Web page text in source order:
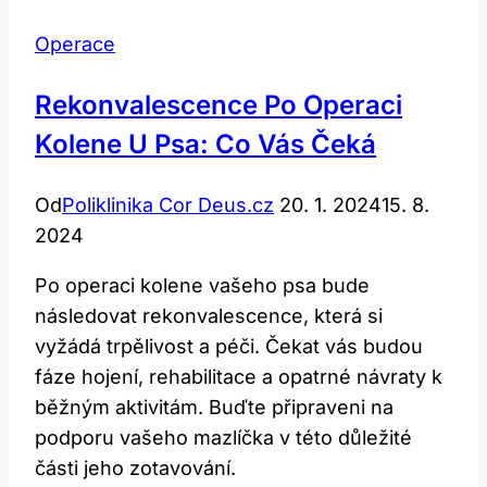
Operace
Rekonvalescence Po Operaci
Kolene U Psa: Co Vás Čeká
OdPoliklinika Cor Deus.cz 20. 1. 202415. 8.
2024
Po operaci kolene vašeho psa bude
následovat rekonvalescence, která si
vyžádá trpělivost a péči. Čekat vás budou
fáze hojení, rehabilitace a opatrné návraty k
běžným aktivitám. Buďte připraveni na
podporu vašeho mazlíčka v této důležité
části jeho zotavování.